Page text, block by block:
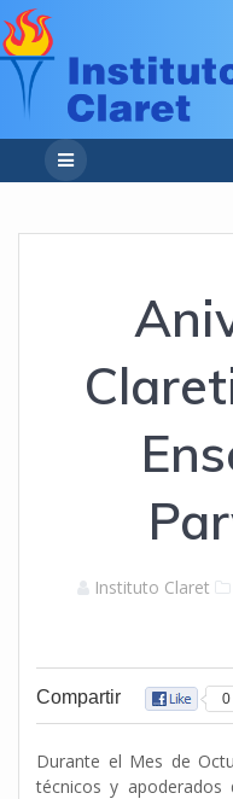
Instituto Claret
Compartir 0
Durante el Mes de
técnicos y apoderados